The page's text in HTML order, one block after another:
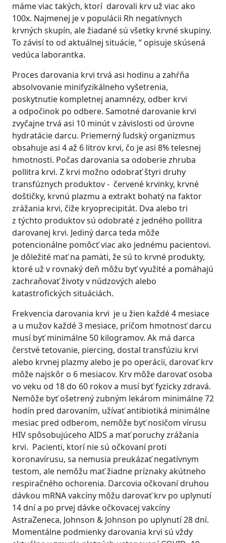
máme viac takých, ktorí darovali krv už viac ako
100x. Najmenej je v populácii Rh negatívnych
krvných skupín, ale žiadané sú všetky krvné skupiny.
To závisí to od aktuálnej situácie, “ opisuje skúsená
vedúca laborantka.
Proces darovania krvi trvá asi hodinu a zahŕňa
absolvovanie minifyzikálneho vyšetrenia,
poskytnutie kompletnej anamnézy, odber krvi
a odpočinok po odbere. Samotné darovanie krvi
zvyčajne trvá asi 10 minút v závislosti od úrovne
hydratácie darcu. Priemerný ľudský organizmus
obsahuje asi 4 až 6 litrov krvi, čo je asi 8% telesnej
hmotnosti. Počas darovania sa odoberie zhruba
pollitra krvi. Z krvi možno odobrať štyri druhy
transfúznych produktov - červené krvinky, krvné
doštičky, krvnú plazmu a extrakt bohatý na faktor
zrážania krvi, čiže kryoprecipitát. Dva alebo tri
z týchto produktov sú odobraté z jedného pollitra
darovanej krvi. Jediný darca teda môže
potencionálne pomôcť viac ako jednému pacientovi.
Je dôležité mať na pamäti, že sú to krvné produkty,
ktoré už v rovnaký deň môžu byť využité a pomáhajú
zachraňovať životy v núdzových alebo
katastrofických situáciách.
Frekvencia darovania krvi je u žien každé 4 mesiace
a u mužov každé 3 mesiace, pričom hmotnosť darcu
musí byť minimálne 50 kilogramov. Ak má darca
čerstvé tetovanie, piercing, dostal transfúziu krvi
alebo krvnej plazmy alebo je po operácii, darovať krv
môže najskôr o 6 mesiacov. Krv môže darovať osoba
vo veku od 18 do 60 rokov a musí byť fyzicky zdravá.
Nemôže byť ošetrený zubným lekárom minimálne 72
hodín pred darovaním, užívať antibiotiká minimálne
mesiac pred odberom, nemôže byť nosičom vírusu
HIV spôsobujúceho AIDS a mať poruchy zrážania
krvi. Pacienti, ktorí nie sú očkovaní proti
koronavírusu, sa nemusia preukázať negatívnym
testom, ale nemôžu mať žiadne príznaky akútneho
respiračného ochorenia. Darcovia očkovaní druhou
dávkou mRNA vakcíny môžu darovať krv po uplynutí
14 dní a po prvej dávke očkovacej vakcíny
AstraZeneca, Johnson & Johnson po uplynutí 28 dní.
Momentálne podmienky darovania krvi sú vždy